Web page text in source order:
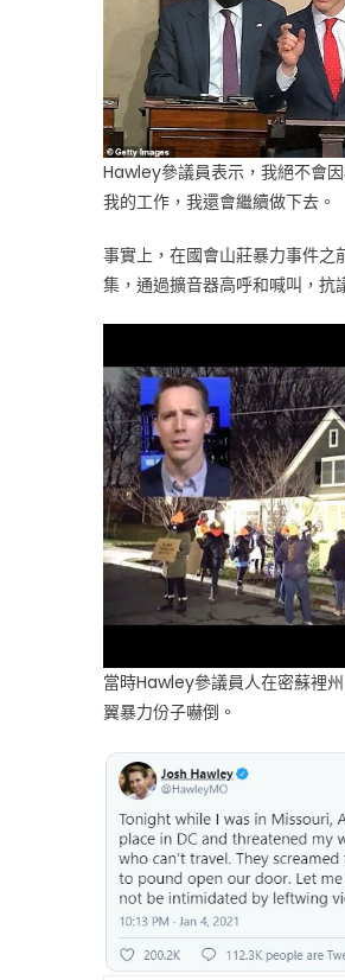
Hawley參議員表示，我絕不會
我的工作，我還會繼續做下去。
事實上，在國會山莊暴力事件
集，通過擴音器高呼和喊叫，抗
當時Hawley參議員人在密蘇裡
翼暴力份子嚇倒。